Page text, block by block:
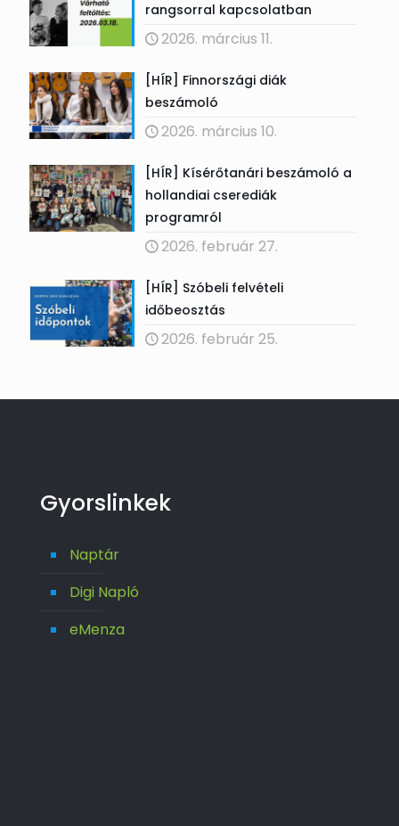
rangsorral kapcsolatban
2026. március 11.
[HÍR] Finnországi diák
beszámoló
2026. március 10.
[HÍR] Kísérőtanári beszámoló a
hollandiai cserediák
programról
2026. február 27.
[HÍR] Szóbeli felvételi
időbeosztás
2026. február 25.
Gyorslinkek
Naptár
Digi Napló
eMenza